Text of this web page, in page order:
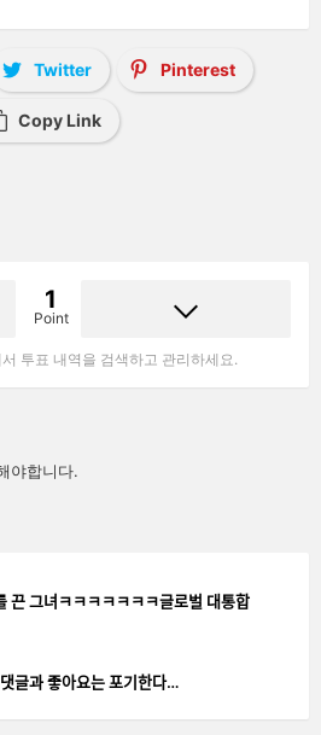
Twitter Pinterest
Copy Link
1
Point
투표 내역을 검색하고 관리하세요.
야합니다.
끈 그녀ㅋㅋㅋㅋㅋㅋㅋ글로벌 대통합
좋아요는 포기한다…